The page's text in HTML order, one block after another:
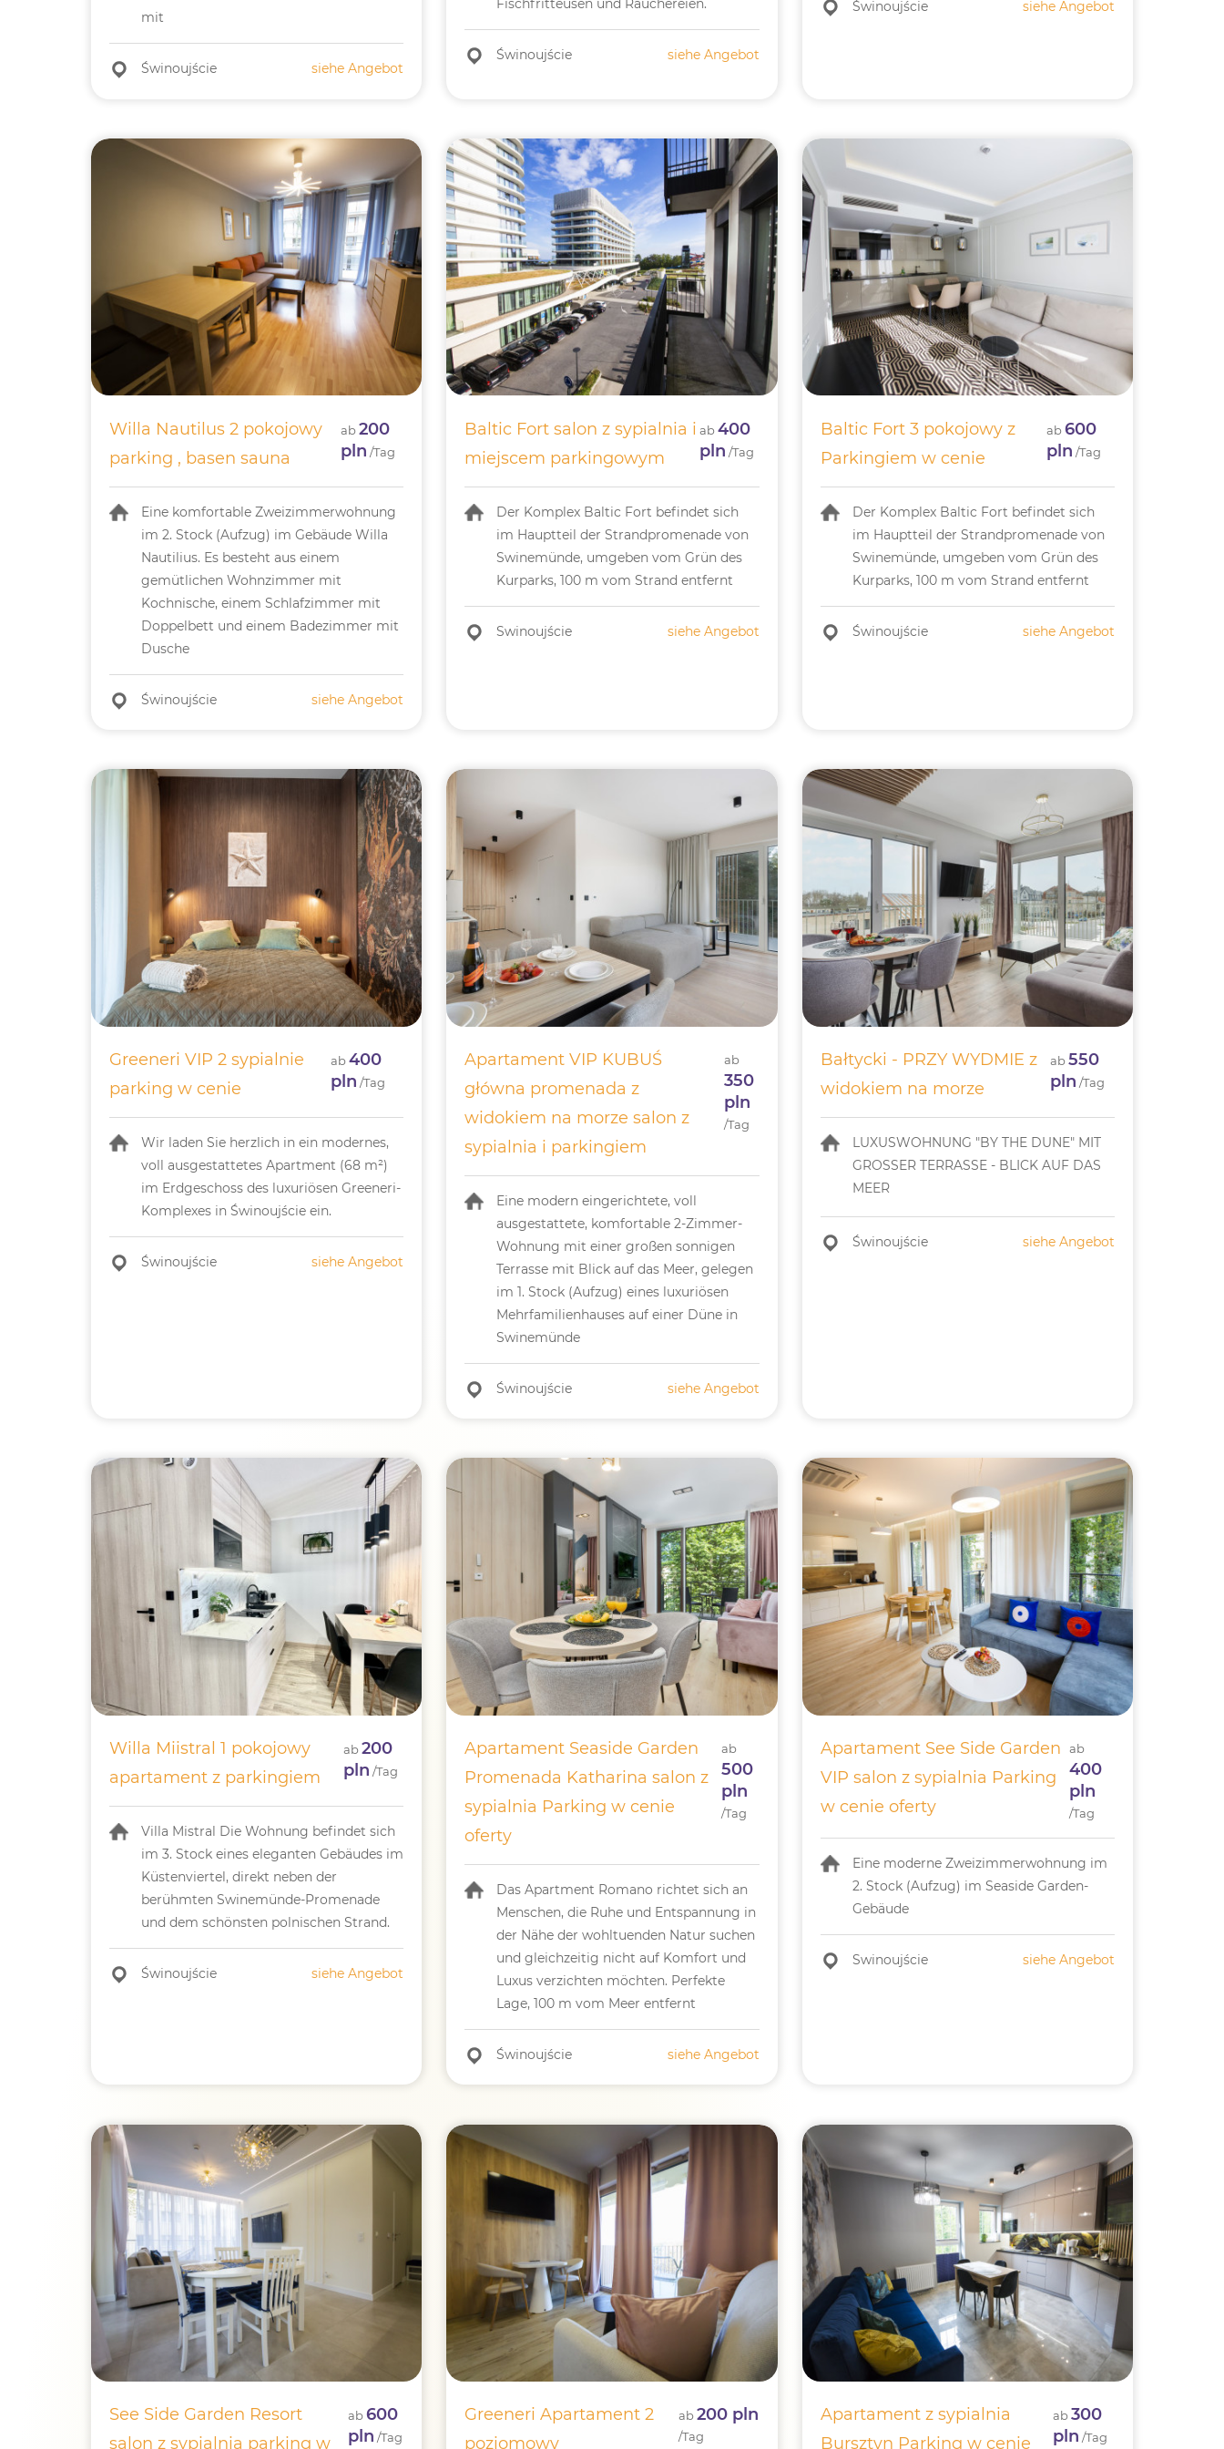
mit
Świnoujście siehe Angebot
Fischfritteusen und Räuchereien.
Świnoujście siehe Angebot
Świnoujście siehe Angebot
Willa Nautilus 2 pokojowy
parking , basen sauna
ab200
pln /Tag
Eine komfortable Zweizimmerwohnung
im 2. Stock (Aufzug) im Gebäude Willa
Nautilius. Es besteht aus einem
gemütlichen Wohnzimmer mit
Kochnische, einem Schlafzimmer mit
Doppelbett und einem Badezimmer mit
Dusche
Świnoujście siehe Angebot
Baltic Fort salon z sypialnia i
miejscem parkingowym
ab400
pln /Tag
Der Komplex Baltic Fort befindet sich
im Hauptteil der Strandpromenade von
Swinemünde, umgeben vom Grün des
Kurparks, 100 m vom Strand entfernt
Swinoujście siehe Angebot
Baltic Fort 3 pokojowy z
Parkingiem w cenie
ab600
pln /Tag
Der Komplex Baltic Fort befindet sich
im Hauptteil der Strandpromenade von
Swinemünde, umgeben vom Grün des
Kurparks, 100 m vom Strand entfernt
Świnoujście siehe Angebot
Greeneri VIP 2 sypialnie
parking w cenie
ab400
pln /Tag
Wir laden Sie herzlich in ein modernes,
voll ausgestattetes Apartment (68 m²)
im Erdgeschoss des luxuriösen Greeneri-
Komplexes in Świnoujście ein.
Świnoujście siehe Angebot
Apartament VIP KUBUŚ
główna promenada z
widokiem na morze salon z
sypialnia i parkingiem
ab
350
pln
/Tag
Eine modern eingerichtete, voll
ausgestattete, komfortable 2-Zimmer-
Wohnung mit einer großen sonnigen
Terrasse mit Blick auf das Meer, gelegen
im 1. Stock (Aufzug) eines luxuriösen
Mehrfamilienhauses auf einer Düne in
Swinemünde
Świnoujście siehe Angebot
Bałtycki - PRZY WYDMIE z
widokiem na morze
ab550
pln /Tag
LUXUSWOHNUNG "BY THE DUNE" MIT
GROSSER TERRASSE - BLICK AUF DAS
MEER
Świnoujście siehe Angebot
Willa Miistral 1 pokojowy
apartament z parkingiem
ab200
pln /Tag
Villa Mistral Die Wohnung befindet sich
im 3. Stock eines eleganten Gebäudes im
Küstenviertel, direkt neben der
berühmten Swinemünde-Promenade
und dem schönsten polnischen Strand.
Świnoujście siehe Angebot
Apartament Seaside Garden
Promenada Katharina salon z
sypialnia Parking w cenie
oferty
ab
500
pln
/Tag
Das Apartment Romano richtet sich an
Menschen, die Ruhe und Entspannung in
der Nähe der wohltuenden Natur suchen
und gleichzeitig nicht auf Komfort und
Luxus verzichten möchten. Perfekte
Lage, 100 m vom Meer entfernt
Świnoujście siehe Angebot
Apartament See Side Garden
VIP salon z sypialnia Parking
w cenie oferty
ab
400
pln
/Tag
Eine moderne Zweizimmerwohnung im
2. Stock (Aufzug) im Seaside Garden-
Gebäude
Swinoujście siehe Angebot
See Side Garden Resort
salon z sypialnia parking w
ab600
pln /Tag
Greeneri Apartament 2
poziomowy
ab200 pln
/Tag
Apartament z sypialnia
Bursztyn Parking w cenie
ab300
pln /Tag